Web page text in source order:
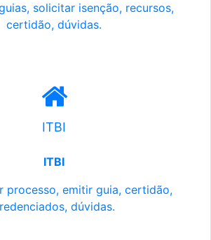
solicitar isenção, recursos,
certidão, dúvidas.
ITBI
ITBI
processo, emitir guia, certidão,
dúvidas.